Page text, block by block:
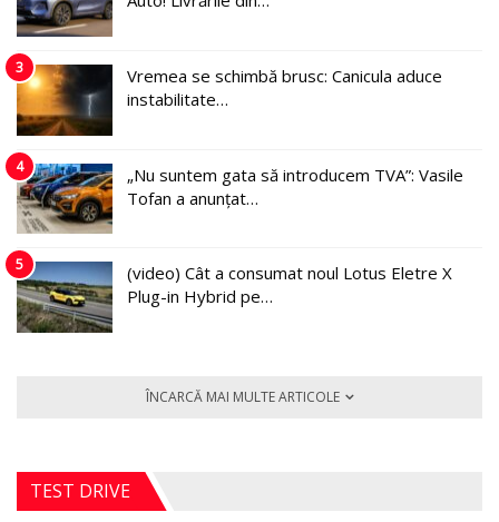
3
Vremea se schimbă brusc: Canicula aduce
instabilitate…
4
„Nu suntem gata să introducem TVA”: Vasile
Tofan a anunțat…
5
(video) Cât a consumat noul Lotus Eletre X
Plug-in Hybrid pe…
ÎNCARCĂ MAI MULTE ARTICOLE
TEST DRIVE